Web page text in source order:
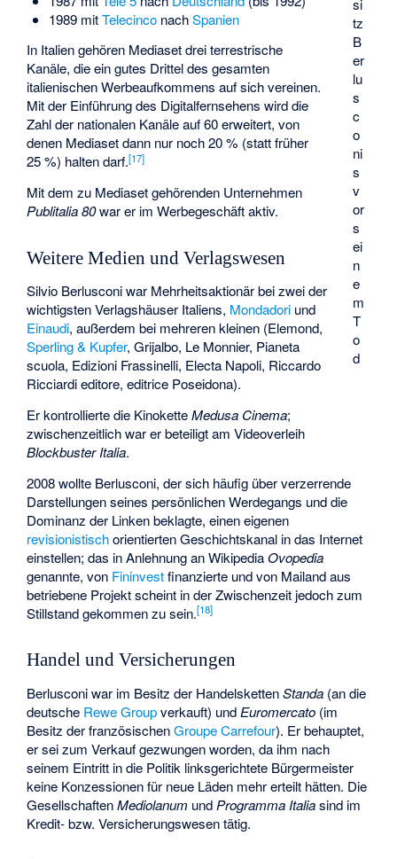
si
tz
B
er
lu
s
c
o
ni
s
v
or
s
ei
n
e
m
T
o
d
1989 mitTelecinconachSpanien
In Italien gehören Mediaset drei terrestrische
Kanäle, die ein gutes Drittel des gesamten
italienischen Werbeaufkommens auf sich vereinen.
Mit der Einführung des Digitalfernsehens wird die
Zahl der nationalen Kanäle auf 60 erweitert, von
denen Mediaset dann nur noch 20 % (statt früher
25 %) halten darf.[17]
Mit dem zu Mediaset gehörenden Unternehmen
Publitalia 80war er im Werbegeschäft aktiv.
Weitere Medien und Verlagswesen
Silvio Berlusconi war Mehrheitsaktionär bei zwei der
wichtigsten Verlagshäuser Italiens, Mondadori und
Einaudi, außerdem bei mehreren kleinen (Elemond,
Sperling & Kupfer, Grijalbo, Le Monnier, Pianeta
scuola, Edizioni Frassinelli, Electa Napoli, Riccardo
Ricciardi editore, editrice Poseidona).
Er kontrollierte die KinoketteMedusa Cinema;
zwischenzeitlich war er beteiligt am Videoverleih
Blockbuster Italia.
2008 wollte Berlusconi, der sich häufig über verzerrende
Darstellungen seines persönlichen Werdegangs und die
Dominanz der Linken beklagte, einen eigenen
revisionistischorientierten Geschichtskanal in das Internet
einstellen; das in Anlehnung an WikipediaOvopedia
genannte, von Fininvestfinanzierte und von Mailand aus
betriebene Projekt scheint in der Zwischenzeit jedoch zum
Stillstand gekommen zu sein.[18]
Handel und Versicherungen
Berlusconi war im Besitz der HandelskettenStanda (an die
deutsche Rewe Groupverkauft) und Euromercato (im
Besitz der französischenGroupe Carrefour). Er behauptet,
er sei zum Verkauf gezwungen worden, da ihm nach
seinem Eintritt in die Politik linksgerichtete Bürgermeister
keine Konzessionen für neue Läden mehr erteilt hätten. Die
GesellschaftenMediolanum und Programma Italiasind im
Kredit- bzw. Versicherungswesen tätig.